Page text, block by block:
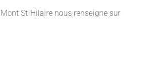
St-Hilaire nous renseigne sur